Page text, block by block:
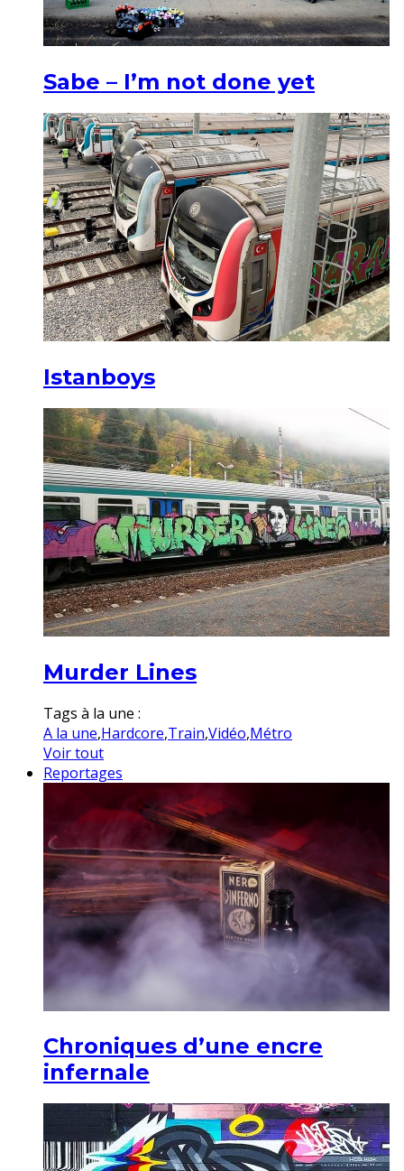
Sabe – I’m not done yet
Istanboys
Murder Lines
Tags à la une :
A la une,Hardcore,Train,Vidéo,Métro
Voir tout
Reportages
Chroniques d’une encre
infernale